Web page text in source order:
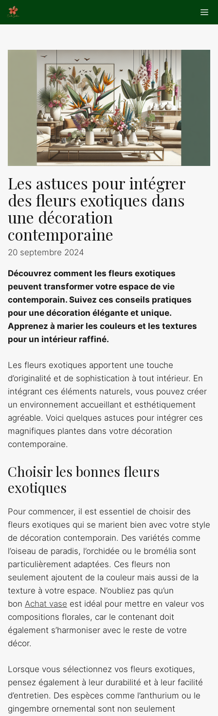
Aller
au
Les astuces pour intégrer
des fleurs exotiques dans
une décoration
contemporaine
20 septembre 2024
Découvrez comment les fleurs exotiques
peuvent transformer votre espace de vie
contemporain. Suivez ces conseils pratiques
pour une décoration élégante et unique.
Apprenez à marier les couleurs et les textures
pour un intérieur raffiné.
Les fleurs exotiques apportent une touche
d’originalité et de sophistication à tout intérieur. En
intégrant ces éléments naturels, vous pouvez créer
un environnement accueillant et esthétiquement
agréable. Voici quelques astuces pour intégrer ces
magnifiques plantes dans votre décoration
contemporaine.
Choisir les bonnes fleurs
exotiques
Pour commencer, il est essentiel de choisir des
fleurs exotiques qui se marient bien avec votre style
de décoration contemporain. Des variétés comme
l’oiseau de paradis, l’orchidée ou le bromélia sont
particulièrement adaptées. Ces fleurs non
seulement ajoutent de la couleur mais aussi de la
texture à votre espace. N’oubliez pas qu’un
bon Achat vase est idéal pour mettre en valeur vos
compositions florales, car le contenant doit
également s’harmoniser avec le reste de votre
décor.
Lorsque vous sélectionnez vos fleurs exotiques,
pensez également à leur durabilité et à leur facilité
d’entretien. Des espèces comme l’anthurium ou le
gingembre ornemental sont non seulement